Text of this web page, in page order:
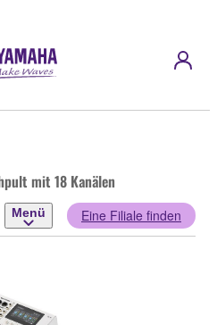
mit 18 Kanälen
Menü Eine Filiale finden